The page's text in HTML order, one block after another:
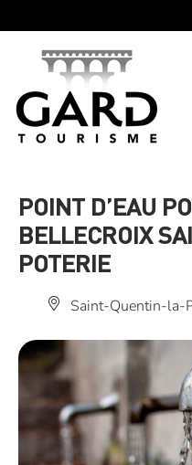
POINT D’EAU
BELLECROIX
POTERIE
Saint-Quentin-la-